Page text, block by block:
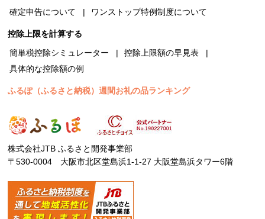
確定申告について
ワンストップ特例制度について
控除上限を計算する
簡単税控除シミュレーター
控除上限額の早見表
具体的な控除額の例
ふるぽ（ふるさと納税）週間お礼の品ランキング
株式会社JTB ふるさと開発事業部
〒530-0004 大阪市北区堂島浜1-1-27 大阪堂島浜タワー6階